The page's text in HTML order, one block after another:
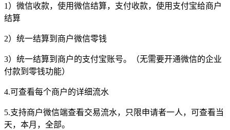
1）微信收款，使用微信结算，支付收款，使用支付宝给商户
结算
2）统一结算到商户微信零钱
3）统一结算到商户的支付宝账号。（无需要开通微信的企业
付款到零钱功能）
4.可查看每个商户的详细流水
5.支持商户微信端查看交易流水，只限申请者一人，可查看当
天，本月，全部。